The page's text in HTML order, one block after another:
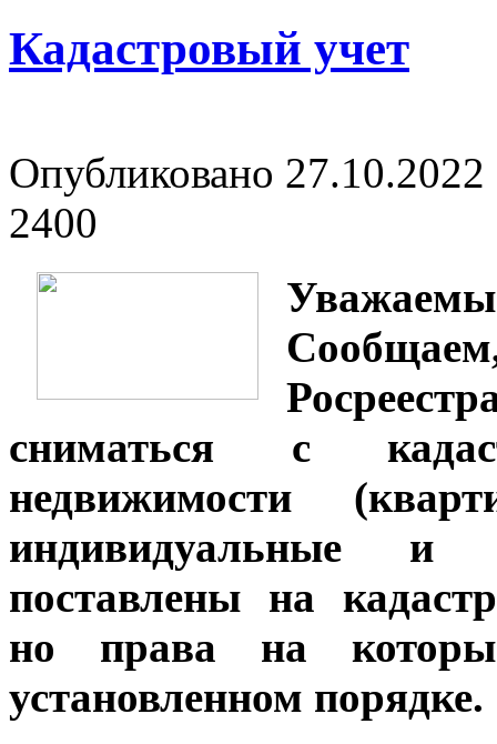
Кадастровый учет
Опубликовано 27.10.2022
2400
сниматься с
недвижимости
индивидуальные и
поставлены на
но права на
установленном порядке.